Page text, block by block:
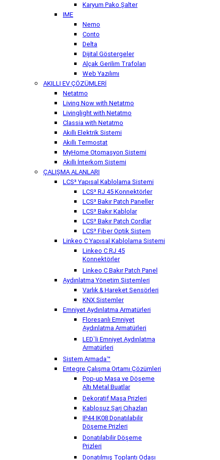
Karyum Pako Şalter
IME
Nemo
Conto
Delta
Dijital Göstergeler
Alçak Gerilim Trafoları
Web Yazılımı
AKILLI EV ÇÖZÜMLERİ
Netatmo
Living Now with Netatmo
Livinglight with Netatmo
Classia with Netatmo
Akıllı Elektrik Sistemi
Akıllı Termostat
MyHome Otomasyon Sistemi
Akıllı İnterkom Sistemi
ÇALIŞMA ALANLARI
LCS³ Yapısal Kablolama Sistemi
LCS³ RJ 45 Konnektörler
LCS³ Bakır Patch Paneller
LCS³ Bakır Kablolar
LCS³ Bakır Patch Cordlar
LCS³ Fiber Optik Sistem
Linkeo C Yapısal Kablolama Sistemi
Linkeo C RJ 45
Konnektörler
Linkeo C Bakır Patch Panel
Aydınlatma Yönetim Sistemleri
Varlık & Hareket Sensörleri
KNX Sistemler
Emniyet Aydınlatma Armatürleri
Floresanlı Emniyet
Aydınlatma Armatürleri
LED`li Emniyet Aydınlatma
Armatürleri
Sistem Armada™
Entegre Çalışma Ortamı Çözümleri
Pop-up Masa ve Döşeme
Altı Metal Buatlar
Dekoratif Masa Prizleri
Kablosuz Şarj Cihazları
IP44 IK08 Donatılabilir
Döşeme Prizleri
Donatılabilir Döşeme
Prizleri
Donatılmış Toplantı Odası